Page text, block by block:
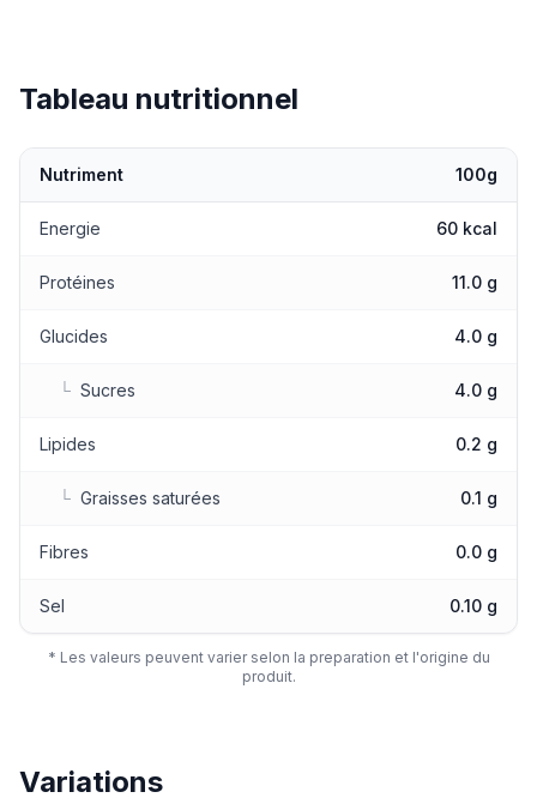
Tableau nutritionnel
Nutriment 100g
Energie 60 kcal
Protéines 11.0 g
Glucides 4.0 g
└ Sucres 4.0 g
Lipides 0.2 g
└ Graisses saturées 0.1 g
Fibres 0.0 g
Sel 0.10 g
* Les valeurs peuvent varier selon la preparation et l'origine du
produit.
Variations